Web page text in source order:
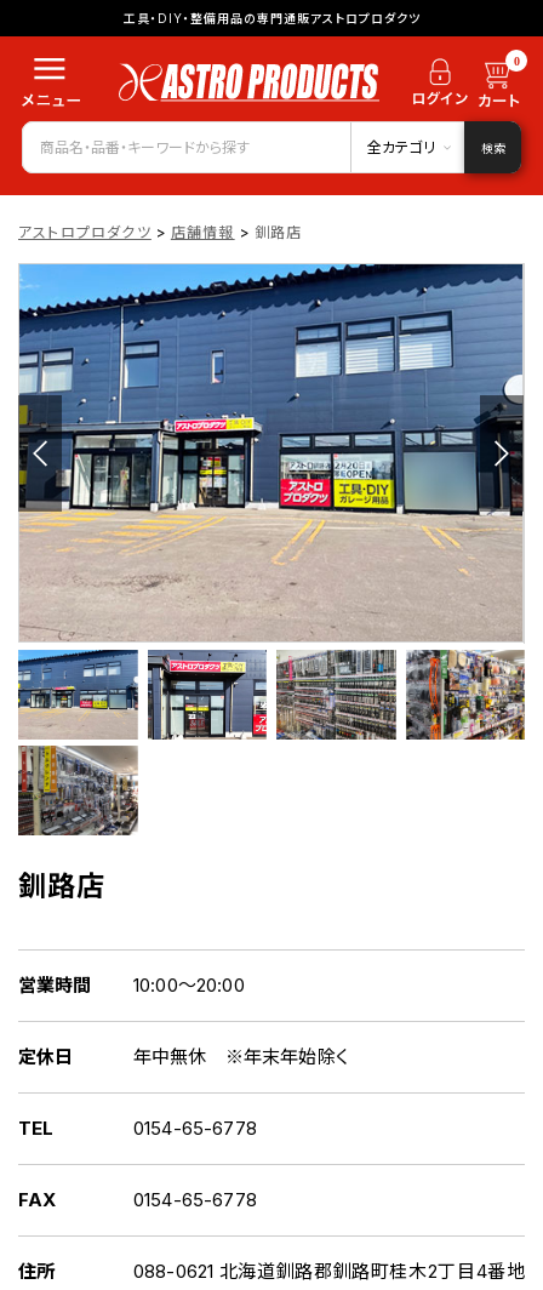
工具・DIY・整備用品の専門通販アストロプロダクツ
0
全カテゴリ 検索
アストロプロダクツ > 店舗情報 > 釧路店
釧路店
営業時間 10:00～20:00
定休日 年中無休 ※年末年始除く
TEL 0154-65-6778
FAX 0154-65-6778
住所
088-0621 北海道釧路郡釧路町桂木2丁目4番地